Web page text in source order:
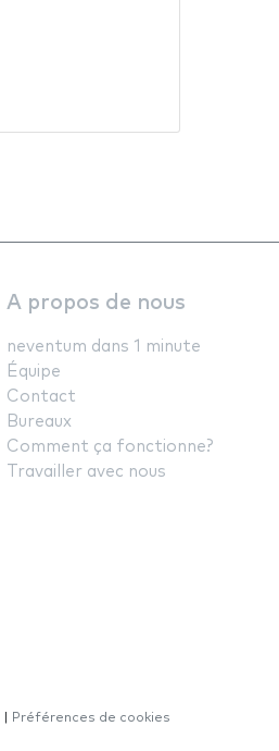
A propos de nous
neventum dans 1 minute
Équipe
Contact
Bureaux
Comment ça fonctionne?
Travailler avec nous
Préférences de cookies